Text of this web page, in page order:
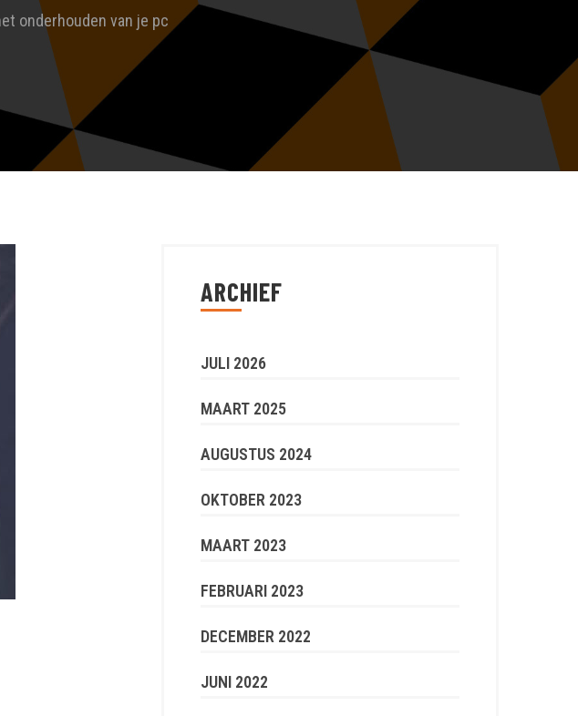
onderhouden van je pc
ARCHIEF
JULI 2026
MAART 2025
AUGUSTUS 2024
OKTOBER 2023
MAART 2023
FEBRUARI 2023
DECEMBER 2022
JUNI 2022